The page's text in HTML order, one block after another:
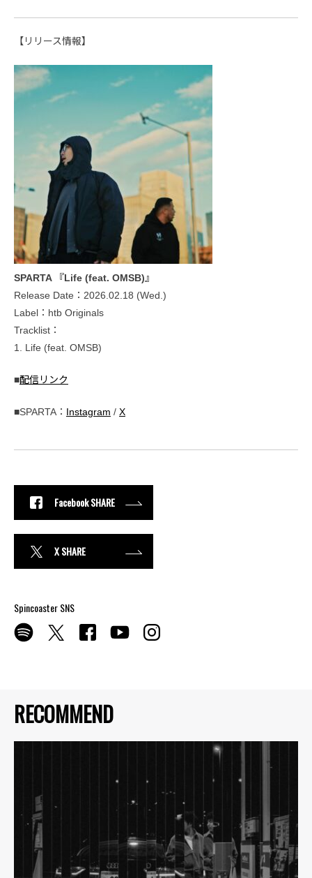
RECOMMEND
【リリース情報】
SPARTA 『Life (feat. OMSB)』
Release Date：2026.02.18 (Wed.)
Label：htb Originals
Tracklist：
1. Life (feat. OMSB)
■配信リンク
■SPARTA： Instagram / X
Facebook SHARE
X SHARE
Spincoaster SNS